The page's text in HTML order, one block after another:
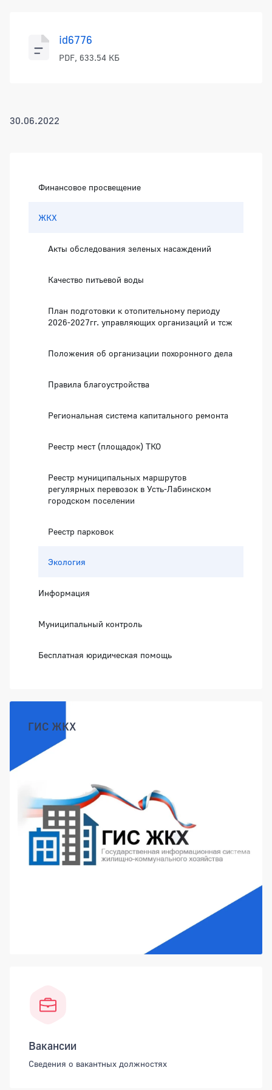
id6776
PDF, 633.54 КБ
30.06.2022
Финансовое просвещение
ЖКХ
Акты обследования зеленых насаждений
Качество питьевой воды
План подготовки к отопительному периоду
2026-2027гг. управляющих организаций и тсж
Положения об организации похоронного дела
Правила благоустройства
Региональная система капитального ремонта
Реестр мест (площадок) ТКО
Реестр муниципальных маршрутов
регулярных перевозок в Усть-Лабинском
городском поселении
Реестр парковок
Экология
Информация
Муниципальный контроль
Бесплатная юридическая помощь
ГИС ЖКХ
Вакансии
Сведения о вакантных должностях